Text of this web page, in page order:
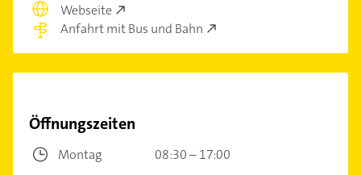
Webseite
Anfahrt mit Bus und Bahn
Öffnungszeiten
Montag
08:30 – 17:00